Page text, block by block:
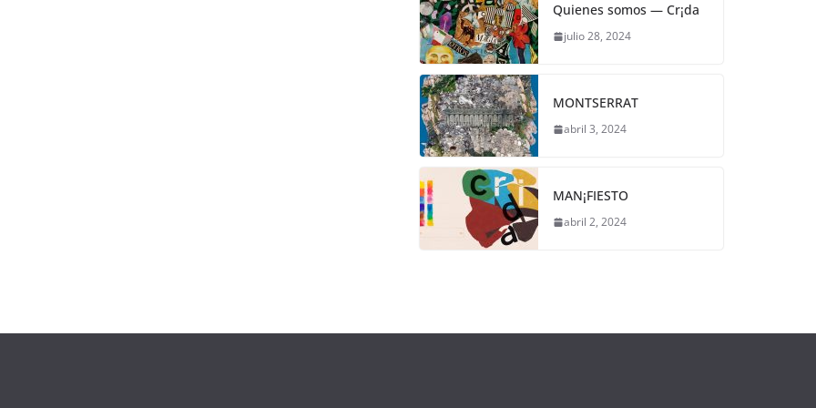
Quienes somos — Cr¡da
julio 28, 2024
MONTSERRAT
abril 3, 2024
MAN¡FIESTO
abril 2, 2024